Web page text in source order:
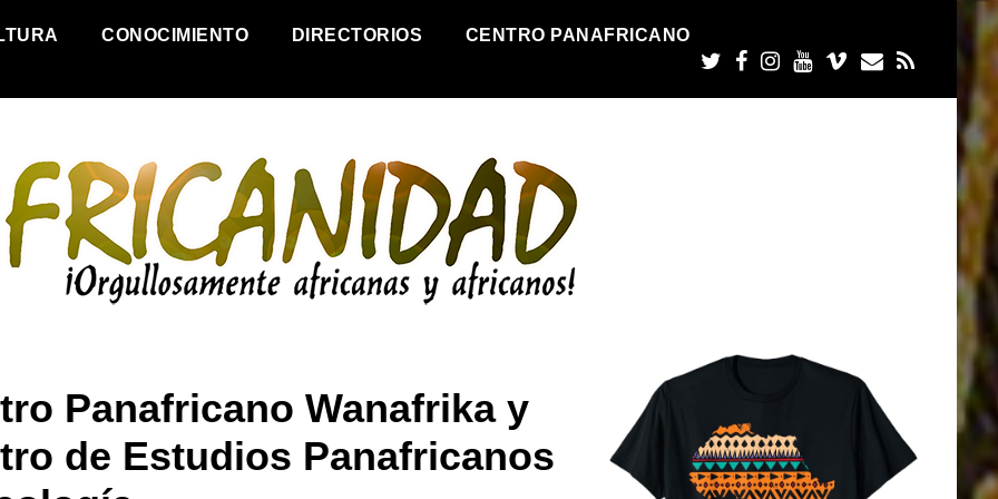
CONOCIMIENTO DIRECTORIOS CENTRO PANAFRICANO
Panafricano Wanafrika y
de Estudios Panafricanos